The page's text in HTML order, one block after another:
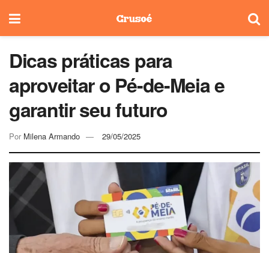
Dicas práticas para
aproveitar o Pé-de-Meia e
garantir seu futuro
Por Milena Armando 29/05/2025